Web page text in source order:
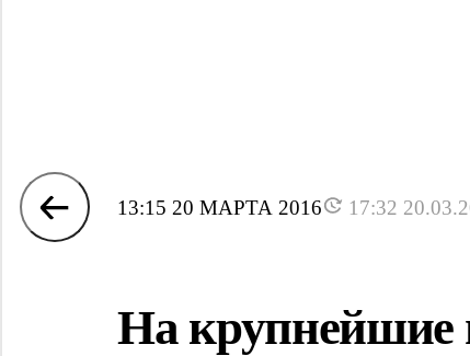
13:15 20 МАРТА 2016 17:32
На крупнейшие